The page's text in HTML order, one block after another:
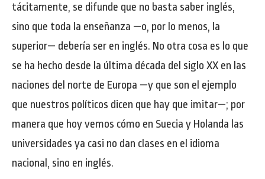
tácitamente, se difunde que no basta saber inglés,
sino que toda la enseñanza —o, por lo menos, la
superior— debería ser en inglés. No otra cosa es lo que
se ha hecho desde la última década del siglo XX en las
naciones del norte de Europa —y que son el ejemplo
que nuestros políticos dicen que hay que imitar—; por
manera que hoy vemos cómo en Suecia y Holanda las
universidades ya casi no dan clases en el idioma
nacional, sino en inglés.